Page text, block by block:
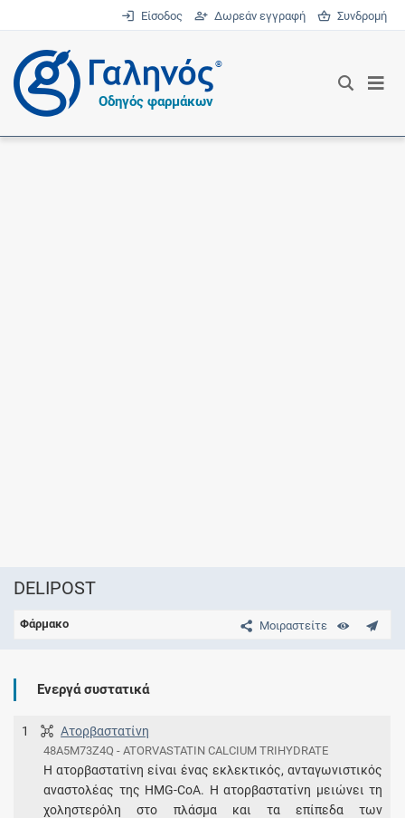
Είσοδος Δωρεάν εγγραφή Συνδρομή
®
Οδηγός φαρμάκων
DELIPOST
Μοιραστείτε
Φάρμακο
Ενεργά συστατικά
1 Ατορβαστατίνη
48A5M73Z4Q - ATORVASTATIN CALCIUM TRIHYDRATE
H ατορβαστατίνη είναι ένας εκλεκτικός, ανταγωνιστικός
αναστολέας της HMG-CoA. Η ατορβαστατίνη μειώνει τη
χοληστερόλη στο πλάσμα και τα επίπεδα των